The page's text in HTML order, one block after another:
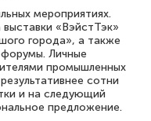
мероприятиях.
выставки «ВэйстТэк»
города», а также
Личные
промышленных
сотни
и на следующий
предложение.